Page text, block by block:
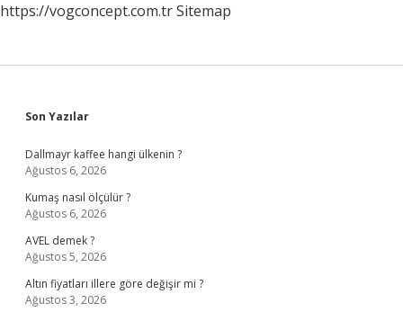
https://vogconcept.com.trSitemap
Sidebar
Son Yazılar
Dallmayr kaffee hangi ülkenin ?
Ağustos 6, 2026
Kumaş nasıl ölçülür ?
Ağustos 6, 2026
AVEL demek ?
Ağustos 5, 2026
Altın fiyatları illere göre değişir mi ?
Ağustos 3, 2026